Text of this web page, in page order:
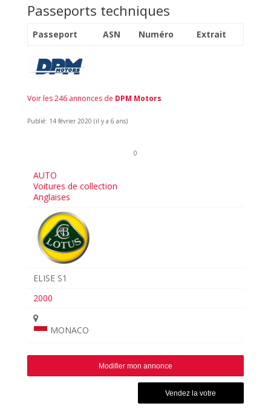
Passeports techniques
Passeport ASN Numéro Extrait
Voir les 246 annonces de DPM Motors
Publié: 14 février 2020 (il y a 6 ans)
0
AUTO
Voitures de collection
Anglaises
ELISE S1
2000
MONACO
Modifier mon annonce